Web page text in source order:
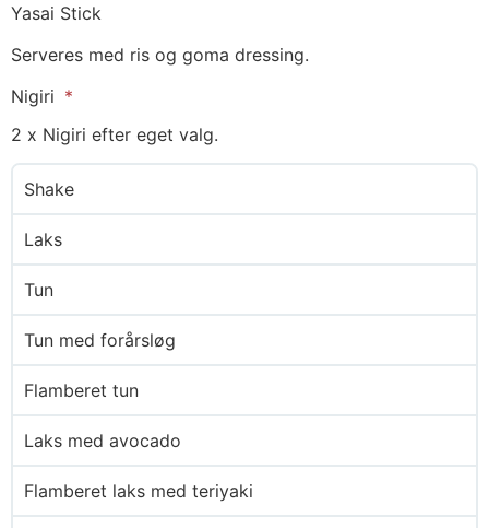
Yasai Stick
Serveres med ris og goma dressing.
Nigiri
2 x Nigiri efter eget valg.
Shake
Laks
Tun
Tun med forårsløg
Flamberet tun
Laks med avocado
Flamberet laks med teriyaki